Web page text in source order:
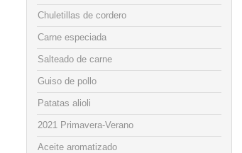
Chuletillas de cordero
Carne especiada
Salteado de carne
Guiso de pollo
Patatas alioli
2021 Primavera-Verano
Aceite aromatizado